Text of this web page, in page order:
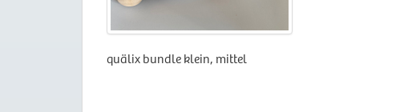
quälix bundle klein, mittel